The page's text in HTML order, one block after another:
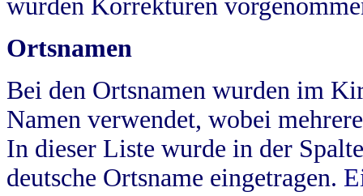
wurden Korrekturen
Ortsnamen
Bei den Ortsnamen wurden im
Namen verwendet, wobei
In dieser Liste wurde in der
deutsche Ortsname eingetragen.